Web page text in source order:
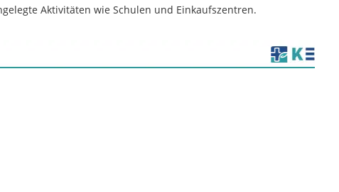
Aktivitäten wie Schulen und Einkaufszentren.